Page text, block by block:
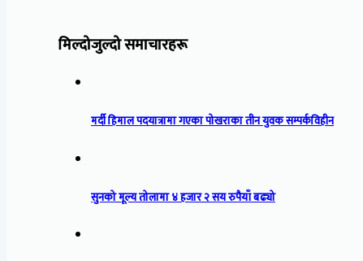
मिल्दोजुल्दो समाचारहरू
मर्दी हिमाल पदयात्रामा गएका पोखराका तीन युवक सम्पर्कविहीन
सुनको मूल्य तोलामा ४ हजार २ सय रुपैयाँ बढ्यो